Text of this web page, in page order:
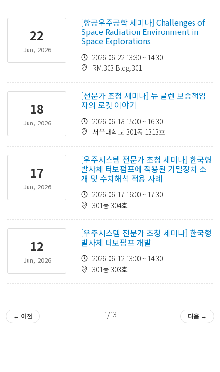
22
Jun, 2026
[항공우주공학 세미나] Challenges of
Space Radiation Environment in
Space Explorations
2026-06-22 13:30 ~ 14:30
RM.303 Bldg.301
18
Jun, 2026
[전문가 초청 세미나] 뉴 글렌 보증책임
자의 로켓 이야기
2026-06-18 15:00 ~ 16:30
서울대학교 301동 1313호
17
Jun, 2026
[우주시스템 전문가 초청 세미나] 한국형
발사체 터보펌프에 적용된 기밀장치 소
개 및 수치해석 적용 사례
2026-06-17 16:00 ~ 17:30
301동 304호
12
Jun, 2026
[우주시스템 전문가 초청 세미나] 한국형
발사체 터보펌프 개발
2026-06-12 13:00 ~ 14:30
301동 303호
← 이전 1/13 다음 →